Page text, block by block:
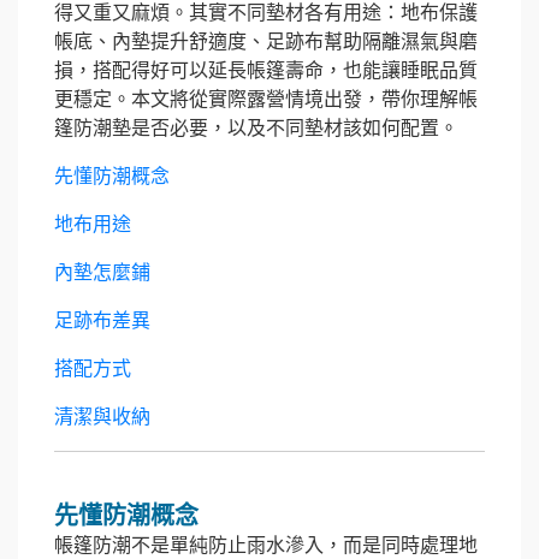
得又重又麻煩。其實不同墊材各有用途：地布保護
帳底、內墊提升舒適度、足跡布幫助隔離濕氣與磨
損，搭配得好可以延長帳篷壽命，也能讓睡眠品質
更穩定。本文將從實際露營情境出發，帶你理解帳
篷防潮墊是否必要，以及不同墊材該如何配置。
先懂防潮概念
地布用途
內墊怎麼鋪
足跡布差異
搭配方式
清潔與收納
先懂防潮概念
帳篷防潮不是單純防止雨水滲入，而是同時處理地